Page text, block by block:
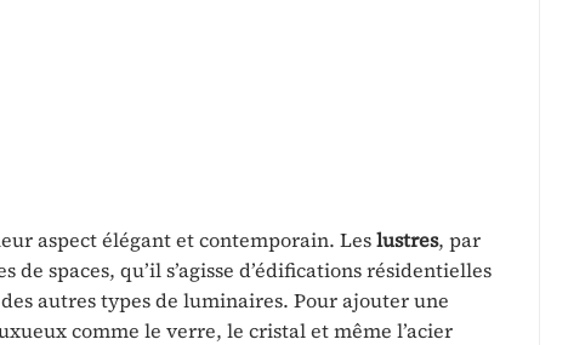
aspect élégant et contemporain. Leslustres, par
spaces, qu’il s’agisse d’édifications résidentielles
autres types de luminaires. Pour ajouter une
comme le verre, le cristal et même l’acier